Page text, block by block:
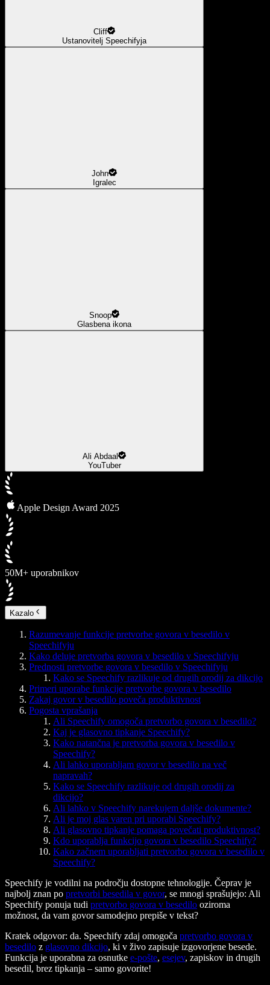
Cliff
Ustanovitelj Speechifyja
John
Igralec
Snoop
Glasbena ikona
Ali Abdaal
YouTuber
Apple Design Award 2025
50M+ uporabnikov
Kazalo
Razumevanje funkcije pretvorbe govora v besedilo v
Speechifyju
Kako deluje pretvorba govora v besedilo v Speechifyju
Prednosti pretvorbe govora v besedilo v Speechifyju
Kako se Speechify razlikuje od drugih orodij za dikcijo
Primeri uporabe funkcije pretvorbe govora v besedilo
Zakaj govor v besedilo poveča produktivnost
Pogosta vprašanja
Ali Speechify omogoča pretvorbo govora v besedilo?
Kaj je glasovno tipkanje Speechify?
Kako natančna je pretvorba govora v besedilo v
Speechify?
Ali lahko uporabljam govor v besedilo na več
napravah?
Kako se Speechify razlikuje od drugih orodij za
dikcijo?
Ali lahko v Speechify narekujem daljše dokumente?
Ali je moj glas varen pri uporabi Speechify?
Ali glasovno tipkanje pomaga povečati produktivnost?
Kdo uporablja funkcijo govora v besedilo Speechify?
Kako začnem uporabljati pretvorbo govora v besedilo v
Speechify?
Speechify je vodilni na področju dostopne tehnologije. Čeprav je
najbolj znan po pretvorbi besedila v govor, se mnogi sprašujejo: Ali
Speechify ponuja tudi pretvorbo govora v besedilo oziroma
možnost, da vam govor samodejno prepiše v tekst?
Kratek odgovor: da. Speechify zdaj omogoča pretvorbo govora v
besedilo z glasovno dikcijo, ki v živo zapisuje izgovorjene besede.
Funkcija je uporabna za osnutke e-pošte, esejev, zapiskov in drugih
besedil, brez tipkanja – samo govorite!